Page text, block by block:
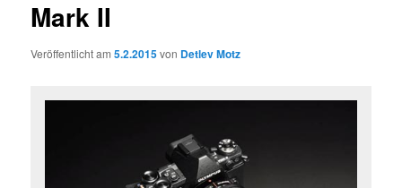
Mark II
Veröffentlicht am5.2.2015von Detlev Motz